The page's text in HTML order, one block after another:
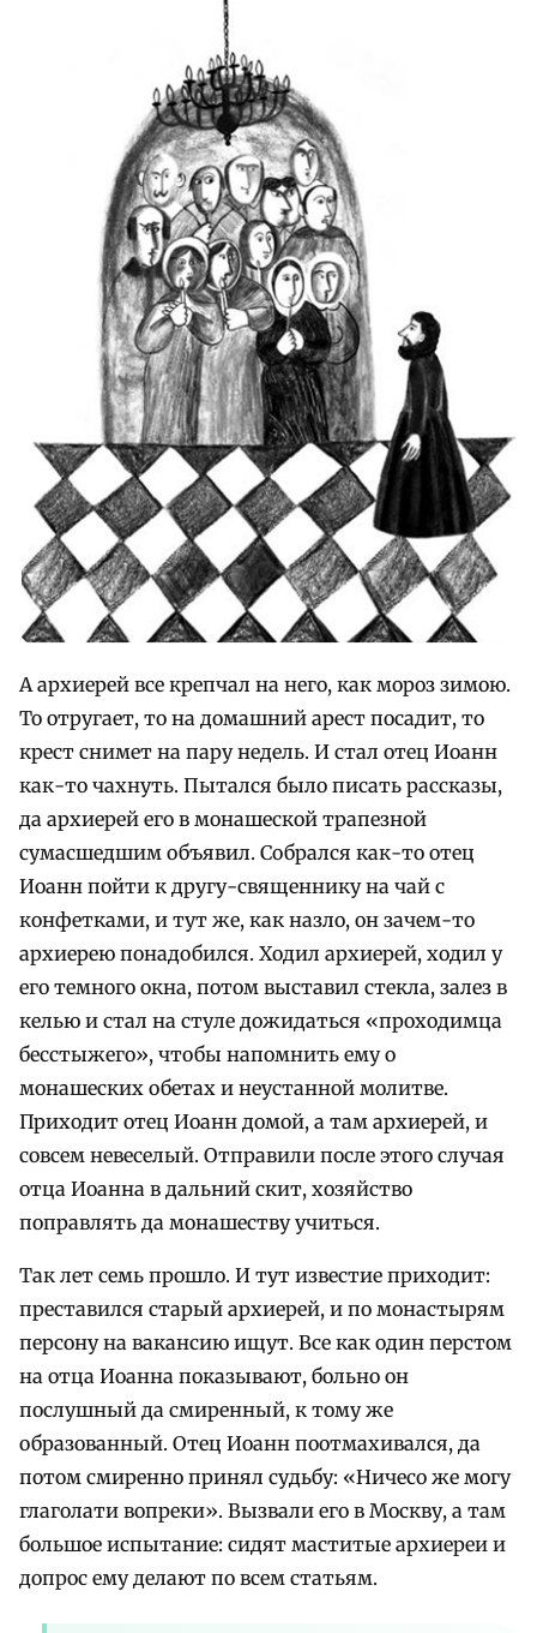
А архиерей все крепчал на него, как мороз зимою.
То отругает, то на домашний арест посадит, то
крест снимет на пару недель. И стал отец Иоанн
как-то чахнуть. Пытался было писать рассказы,
да архиерей его в монашеской трапезной
сумасшедшим объявил. Собрался как-то отец
Иоанн пойти к другу-священнику на чай с
конфетками, и тут же, как назло, он зачем-то
архиерею понадобился. Ходил архиерей, ходил у
его темного окна, потом выставил стекла, залез в
келью и стал на стуле дожидаться «проходимца
бесстыжего», чтобы напомнить ему о
монашеских обетах и неустанной молитве.
Приходит отец Иоанн домой, а там архиерей, и
совсем невеселый. Отправили после этого случая
отца Иоанна в дальний скит, хозяйство
поправлять да монашеству учиться.
Так лет семь прошло. И тут известие приходит:
преставился старый архиерей, и по монастырям
персону на вакансию ищут. Все как один перстом
на отца Иоанна показывают, больно он
послушный да смиренный, к тому же
образованный. Отец Иоанн поотмахивался, да
потом смиренно принял судьбу: «Ничесо же могу
глаголати вопреки». Вызвали его в Москву, а там
большое испытание: сидят маститые архиереи и
допрос ему делают по всем статьям.